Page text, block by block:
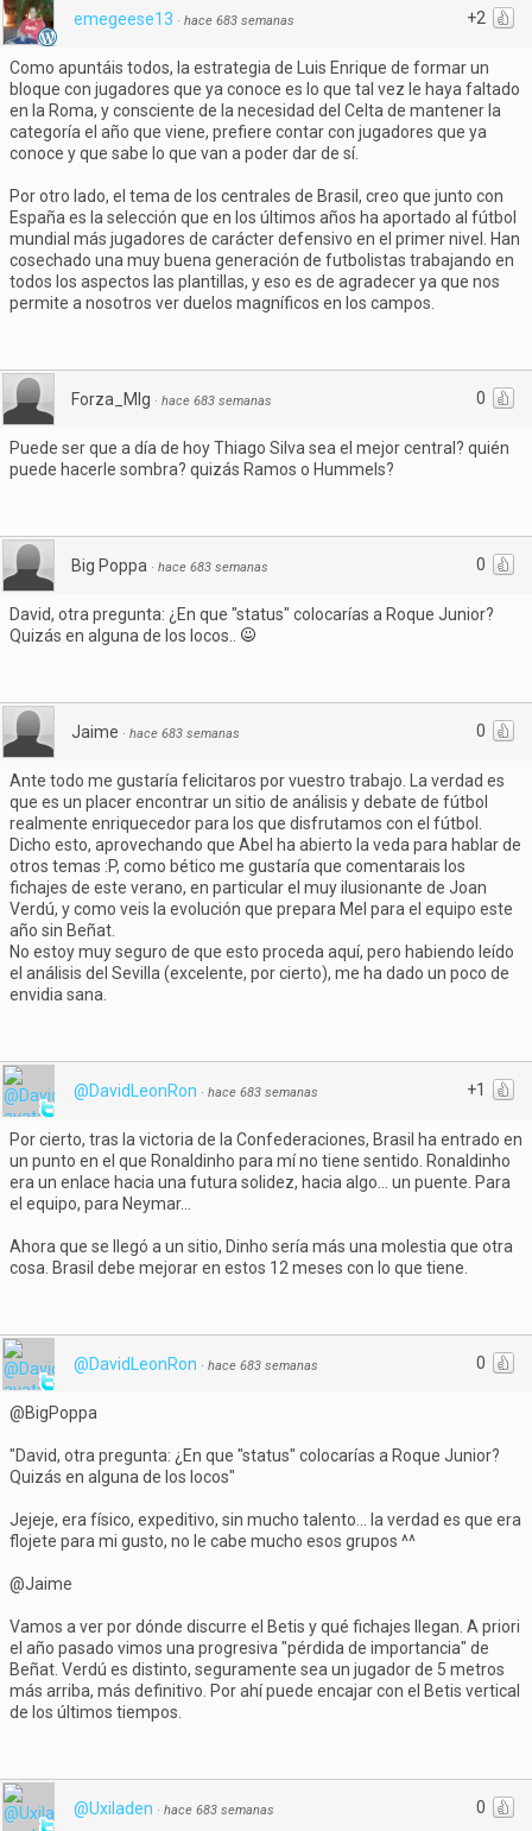
+2
emegeese13 · hace 683 semanas
Como apuntáis todos, la estrategia de Luis Enrique de formar un
bloque con jugadores que ya conoce es lo que tal vez le haya faltado
en la Roma, y consciente de la necesidad del Celta de mantener la
categoría el año que viene, prefiere contar con jugadores que ya
conoce y que sabe lo que van a poder dar de sí.
Por otro lado, el tema de los centrales de Brasil, creo que junto con
España es la selección que en los últimos años ha aportado al fútbol
mundial más jugadores de carácter defensivo en el primer nivel. Han
cosechado una muy buena generación de futbolistas trabajando en
todos los aspectos las plantillas, y eso es de agradecer ya que nos
permite a nosotros ver duelos magníficos en los campos.
0
Forza_Mlg · hace 683 semanas
Puede ser que a día de hoy Thiago Silva sea el mejor central? quién
puede hacerle sombra? quizás Ramos o Hummels?
0
Big Poppa · hace 683 semanas
David, otra pregunta: ¿En que "status" colocarías a Roque Junior?
Quizás en alguna de los locos..
0
Jaime · hace 683 semanas
Ante todo me gustaría felicitaros por vuestro trabajo. La verdad es
que es un placer encontrar un sitio de análisis y debate de fútbol
realmente enriquecedor para los que disfrutamos con el fútbol.
Dicho esto, aprovechando que Abel ha abierto la veda para hablar de
otros temas :P, como bético me gustaría que comentarais los
fichajes de este verano, en particular el muy ilusionante de Joan
Verdú, y como veis la evolución que prepara Mel para el equipo este
año sin Beñat.
No estoy muy seguro de que esto proceda aquí, pero habiendo leído
el análisis del Sevilla (excelente, por cierto), me ha dado un poco de
envidia sana.
+1
@DavidLeonRon · hace 683 semanas
Por cierto, tras la victoria de la Confederaciones, Brasil ha entrado en
un punto en el que Ronaldinho para mí no tiene sentido. Ronaldinho
era un enlace hacia una futura solidez, hacia algo... un puente. Para
el equipo, para Neymar...
Ahora que se llegó a un sitio, Dinho sería más una molestia que otra
cosa. Brasil debe mejorar en estos 12 meses con lo que tiene.
0
@DavidLeonRon · hace 683 semanas
@BigPoppa
"David, otra pregunta: ¿En que "status" colocarías a Roque Junior?
Quizás en alguna de los locos"
Jejeje, era físico, expeditivo, sin mucho talento... la verdad es que era
flojete para mi gusto, no le cabe mucho esos grupos ^^
@Jaime
Vamos a ver por dónde discurre el Betis y qué fichajes llegan. A priori
el año pasado vimos una progresiva "pérdida de importancia" de
Beñat. Verdú es distinto, seguramente sea un jugador de 5 metros
más arriba, más definitivo. Por ahí puede encajar con el Betis vertical
de los últimos tiempos.
0
@Uxiladen · hace 683 semanas